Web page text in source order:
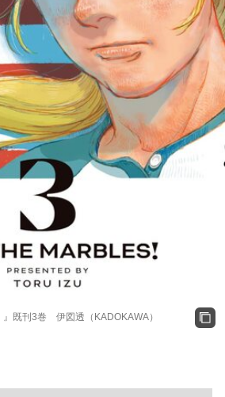
』既刊3巻 伊図透（KADOKAWA）